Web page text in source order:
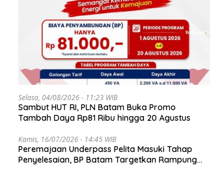
Selasa, 04/08/2026 - 11:23 WIB
Sambut HUT RI, PLN Batam Buka Promo
Tambah Daya Rp81 Ribu hingga 20 Agustus
Kamis, 16/07/2026 - 14:45 WIB
Peremajaan Underpass Pelita Masuki Tahap
Penyelesaian, BP Batam Targetkan Rampung